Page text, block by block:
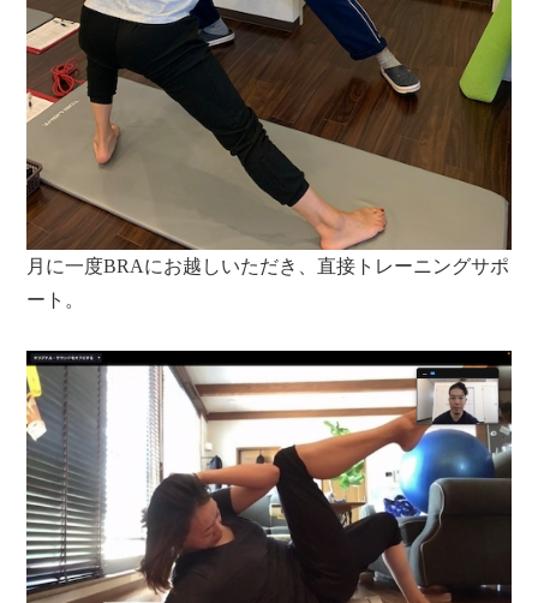
月に一度BRAにお越しいただき、直接トレーニングサポ
ート。